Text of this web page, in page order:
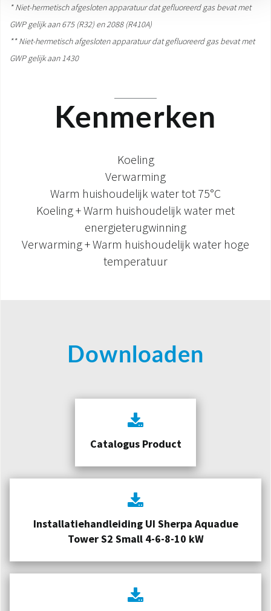
* Niet-hermetisch afgesloten apparatuur dat gefluoreerd gas bevat met
GWP gelijk aan 675 (R32) en 2088 (R410A)
** Niet-hermetisch afgesloten apparatuur dat gefluoreerd gas bevat met
GWP gelijk aan 1430
Kenmerken
Koeling
Verwarming
Warm huishoudelijk water tot 75°C
Koeling + Warm huishoudelijk water met
energieterugwinning
Verwarming + Warm huishoudelijk water hoge
temperatuur
Downloaden
Catalogus Product
Installatiehandleiding UI Sherpa Aquadue
Tower S2 Small 4-6-8-10 kW